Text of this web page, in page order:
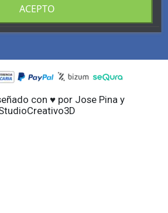
ACEPTO
con ♥ por Jose Pina y